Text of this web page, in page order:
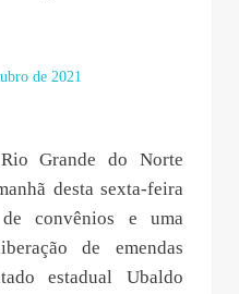
de 2021
Grande do Norte
desta sexta-feira
convênios e uma
de emendas
estadual Ubaldo